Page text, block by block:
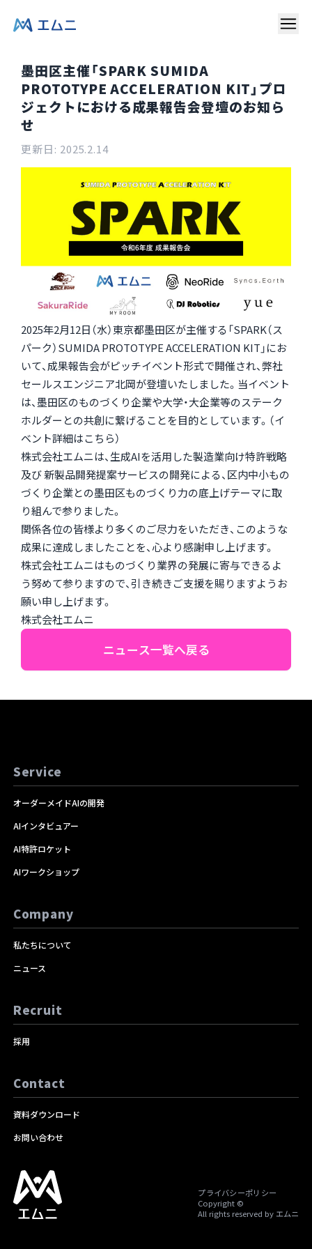
墨田区主催「SPARK SUMIDA
PROTOTYPE ACCELERATION KIT」プロ
ジェクトにおける成果報告会登壇のお知ら
せ
更新日: 2025.2.14
2025年2月12日（水）東京都墨田区が主催する「SPARK（ス
パーク）SUMIDA PROTOTYPE ACCELERATION KIT」にお
いて、成果報告会がピッチイベント形式で開催され、弊社
セールスエンジニア北岡が登壇いたしました。当イベント
は、墨田区のものづくり企業や大学・大企業等のステーク
ホルダーとの共創に繋げることを目的としています。（イ
ベント詳細はこちら）
株式会社エムニは、生成AIを活用した製造業向け特許戦略
及び 新製品開発提案サービスの開発による、区内中小もの
づくり企業との墨田区ものづくり力の底上げテーマに取
り組んで参りました。
関係各位の皆様より多くのご尽力をいただき、このような
成果に達成しましたことを、心より感謝申し上げます。
株式会社エムニはものづくり業界の発展に寄与できるよ
う努めて参りますので、引き続きご支援を賜りますようお
願い申し上げます。
株式会社エムニ
ニュース一覧へ戻る
Service
オーダーメイドAIの開発
AIインタビュアー
AI特許ロケット
AIワークショップ
Company
私たちについて
ニュース
Recruit
採用
Contact
資料ダウンロード
お問い合わせ
Copyright ©
All rights reserved by エムニ
プライバシーポリシー